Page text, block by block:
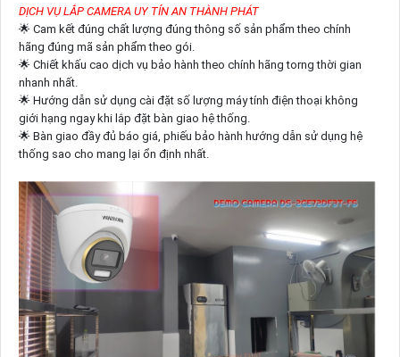
DỊCH VỤ LẮP CAMERA UY TÍN AN THÀNH PHÁT
🌟 Cam kết đúng chất lượng đúng thông số sản phẩm theo chính
hãng đúng mã sản phẩm theo gói.
🌟 Chiết khấu cao dịch vụ bảo hành theo chính hãng torng thời gian
nhanh nhất.
🌟 Hướng dẫn sử dụng cài đặt số lượng máy tính điện thoại không
giới hạng ngay khi lắp đặt bàn giao hệ thống.
🌟 Bàn giao đầy đủ báo giá, phiếu bảo hành hướng dẫn sử dụng hệ
thống sao cho mang lại ổn định nhất.